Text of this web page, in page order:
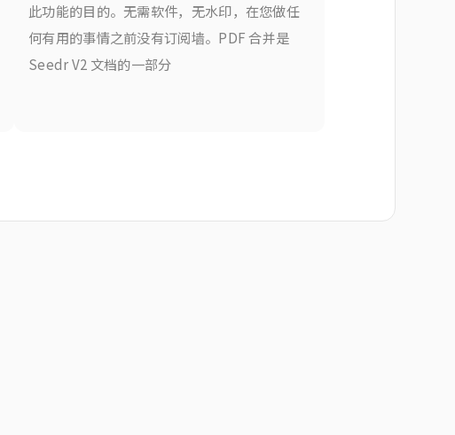
此功能的目的。无需软件，无水印，在您做任
何有用的事情之前没有订阅墙。PDF 合并是
Seedr V2 文档的一部分